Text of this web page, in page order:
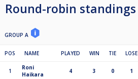
Round-robin standings
GROUP A
POS NAME PLAYED WIN TIE LOSE
1
Roni
Haikara
4 3 0 1